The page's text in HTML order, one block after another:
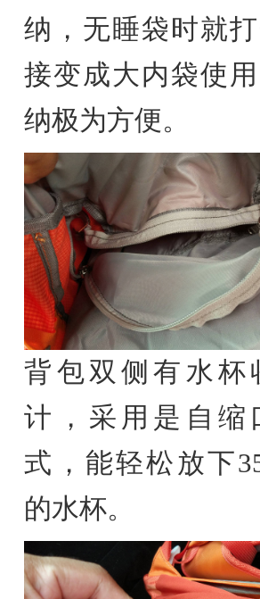
纳，无睡袋时就
接变成大内袋使
纳极为方便。
背包双侧有水杯
计，采用是自缩
式，能轻松放下
的水杯。